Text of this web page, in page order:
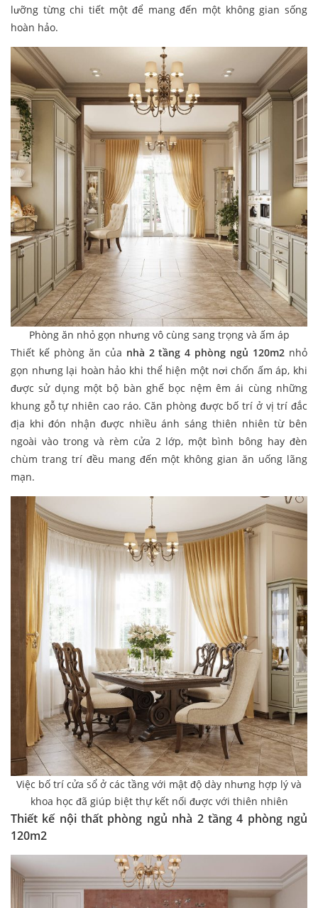
lưỡng từng chi tiết một để mang đến một không gian sống
hoàn hảo.
Phòng ăn nhỏ gọn nhưng vô cùng sang trọng và ấm áp
Thiết kế phòng ăn của nhà 2 tầng 4 phòng ngủ 120m2 nhỏ
gọn nhưng lại hoàn hảo khi thể hiện một nơi chốn ấm áp, khi
được sử dụng một bộ bàn ghế bọc nệm êm ái cùng những
khung gỗ tự nhiên cao ráo. Căn phòng được bố trí ở vị trí đắc
địa khi đón nhận được nhiều ánh sáng thiên nhiên từ bên
ngoài vào trong và rèm cửa 2 lớp, một bình bông hay đèn
chùm trang trí đều mang đến một không gian ăn uống lãng
mạn.
Việc bố trí cửa sổ ở các tầng với mật độ dày nhưng hợp lý và
khoa học đã giúp biệt thự kết nối được với thiên nhiên
Thiết kế nội thất phòng ngủ nhà 2 tầng 4 phòng ngủ
120m2